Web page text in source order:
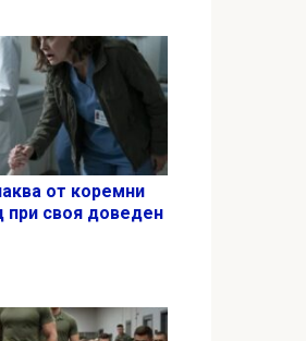
от коремни
при своя доведен